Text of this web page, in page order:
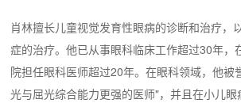
肖林擅长儿童视觉发育性眼病的诊断和治疗，
症的治疗。他已从事眼科临床工作超过30年，
院担任眼科医师超过20年。在眼科领域，他被
光与屈光综合能力更强的医师"，并且在小儿